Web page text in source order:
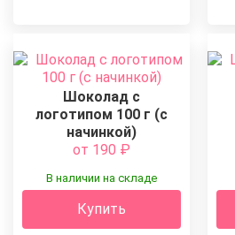
Шоколад с
логотипом 100 г (с
начинкой)
от 190 ₽
В наличии на складе
Купить